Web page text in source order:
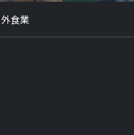
外食業